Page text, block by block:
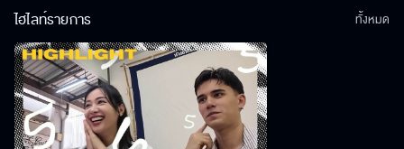
ไฮไลท์รายการ ทั้งหมด